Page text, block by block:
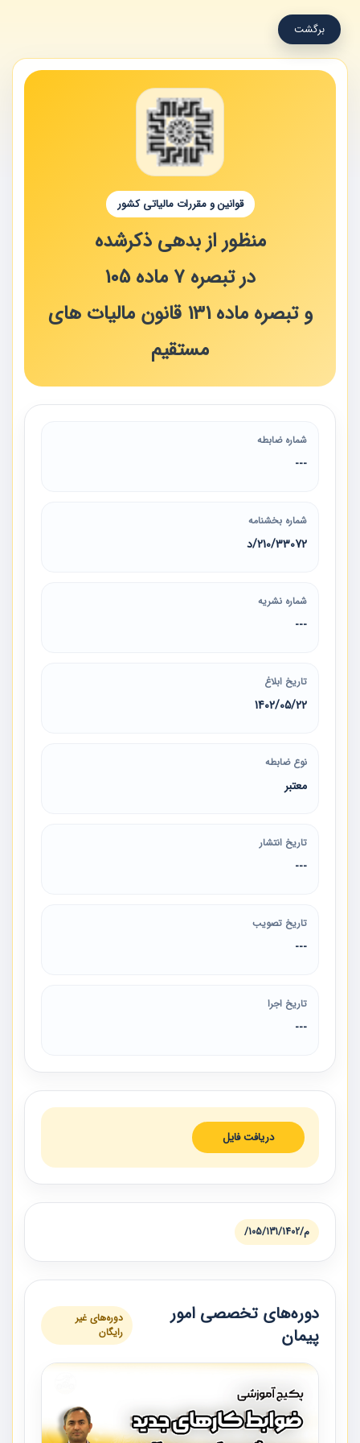
برگشت
قوانین و مقررات مالیاتی کشور
منظور از بدهی ذکرشده
در تبصره 7 ماده 105
و تبصره ماده 131 قانون مالیات ‌های
مستقیم
شماره ضابطه
---
شماره بخشنامه
210/33072/د
شماره نشریه
---
تاریخ ابلاغ
1402/05/22
نوع ضابطه
معتبر
تاریخ انتشار
---
تاریخ تصویب
---
تاریخ اجرا
---
دریافت فایل
م/105/131/1402/
دوره‌های تخصصی امور
پیمان
دوره‌های غیر
رایگان